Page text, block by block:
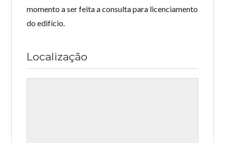
momento a ser feita a consulta para licenciamento
do edifício.
Localização